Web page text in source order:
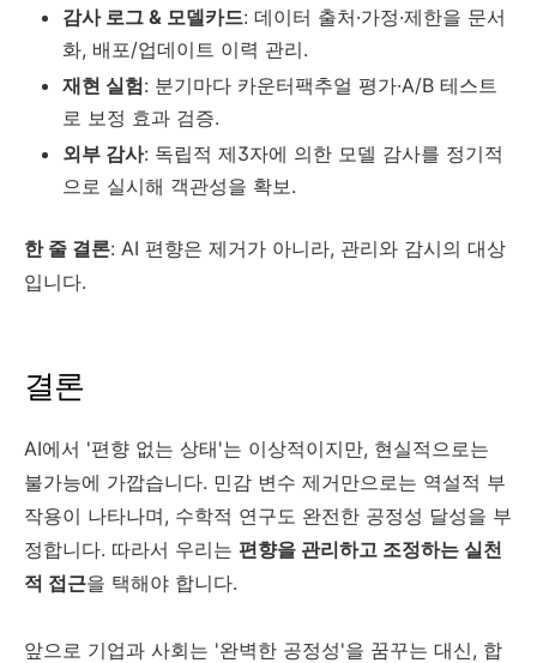
감사 로그 & 모델카드: 데이터 출처·가정·제한을 문서
화, 배포/업데이트 이력 관리.
재현 실험: 분기마다 카운터팩추얼 평가·A/B 테스트
로 보정 효과 검증.
외부 감사: 독립적 제3자에 의한 모델 감사를 정기적
으로 실시해 객관성을 확보.
한 줄 결론: AI 편향은 제거가 아니라, 관리와 감시의 대상
입니다.
결론
AI에서 '편향 없는 상태'는 이상적이지만, 현실적으로는
불가능에 가깝습니다. 민감 변수 제거만으로는 역설적 부
작용이 나타나며, 수학적 연구도 완전한 공정성 달성을 부
정합니다. 따라서 우리는 편향을 관리하고 조정하는 실천
적 접근을 택해야 합니다.
앞으로 기업과 사회는 '완벽한 공정성'을 꿈꾸는 대신, 합